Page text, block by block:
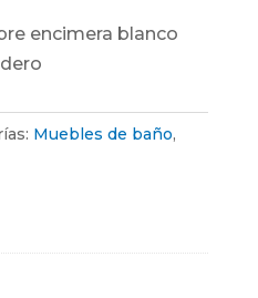
encimera blanco
Muebles de baño,